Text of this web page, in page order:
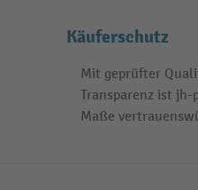
Käuferschutz
Mit geprüfter
Transparenz ist
Maße